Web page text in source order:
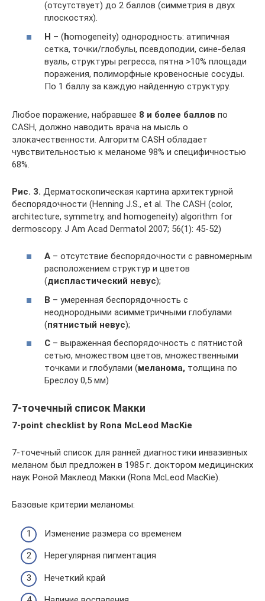
(отсутствует) до 2 баллов (симметрия в двух
плоскостях).
H – (homogeneity) однородность: атипичная
сетка, точки/глобулы, псевдоподии, сине-белая
вуаль, структуры регресса, пятна >10% площади
поражения, полиморфные кровеносные сосуды.
По 1 баллу за каждую найденную структуру.
Любое поражение, набравшее 8 и более баллов по
CASH, должно наводить врача на мысль о
злокачественности. Алгоритм CASH обладает
чувствительностью к меланоме 98% и специфичностью
68%.
Рис. 3. Дерматоскопическая картина архитектурной
беспорядочности (Henning J.S., et al. The CASH (color,
architecture, symmetry, and homogeneity) algorithm for
dermoscopy. J Am Acad Dermatol 2007; 56(1): 45-52)
А – отсутствие беспорядочности с равномерным
расположением структур и цветов
(диспластический невус);
B – умеренная беспорядочность с
неоднородными асимметричными глобулами
(пятнистый невус);
С – выраженная беспорядочность с пятнистой
сетью, множеством цветов, множественными
точками и глобулами (меланома, толщина по
Бреслоу 0,5 мм)
7-точечный список Макки
7-point checklist by Rona McLeod MacKie
7-точечный список для ранней диагностики инвазивных
меланом был предложен в 1985 г. доктором медицинских
наук Роной Маклеод Макки (Rona McLeod MacKie).
Базовые критерии меланомы:
Изменение размера со временем
Нерегулярная пигментация
Нечеткий край